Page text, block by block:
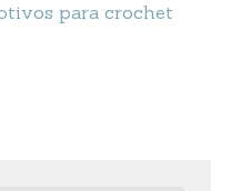
para crochet